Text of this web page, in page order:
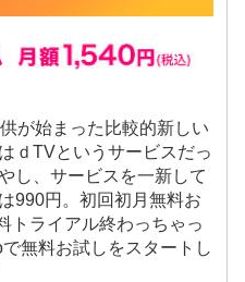
が始まった比較的新しい
ｄTVというサービスだっ
し、サービスを一新して
990円。初回初月無料お
トライアル終わっちゃっ
無料お試しをスタートし